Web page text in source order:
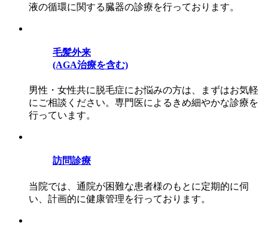
液の循環に関する臓器の診療を行っております。
毛髪外来
(AGA治療を含む)
男性・女性共に脱毛症にお悩みの方は、まずはお気軽
にご相談ください。専門医によるきめ細やかな診療を
行っています。
訪問診療
当院では、通院が困難な患者様のもとに定期的に伺
い、計画的に健康管理を行っております。